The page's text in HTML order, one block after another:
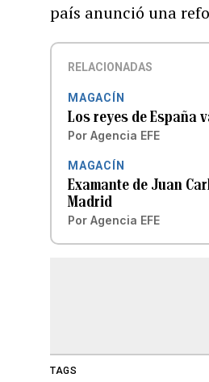
país anunció una
RELACIONADAS
MAGACÍN
Los reyes de España
Por Agencia EFE
MAGACÍN
Examante de Juan
Madrid
Por Agencia EFE
TAGS